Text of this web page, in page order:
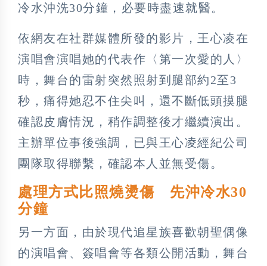
冷水沖洗30分鐘，必要時盡速就醫。
依網友在社群媒體所發的影片，王心凌在
演唱會演唱她的代表作〈第一次愛的人〉
時，舞台的雷射突然照射到腿部約2至3
秒，痛得她忍不住尖叫，還不斷低頭摸腿
確認皮膚情況，稍作調整後才繼續演出。
主辦單位事後強調，已與王心凌經紀公司
團隊取得聯繫，確認本人並無受傷。
處理方式比照燒燙傷 先沖冷水30
分鐘
另一方面，由於現代追星族喜歡朝聖偶像
的演唱會、簽唱會等各類公開活動，舞台